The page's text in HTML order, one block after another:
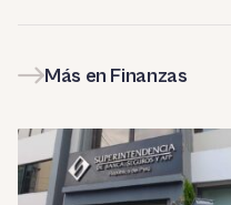
Más en Finanzas